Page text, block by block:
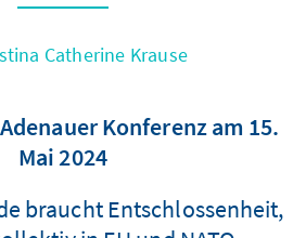
Catherine Krause
Konferenz am 15.
Mai 2024
braucht Entschlossenheit,